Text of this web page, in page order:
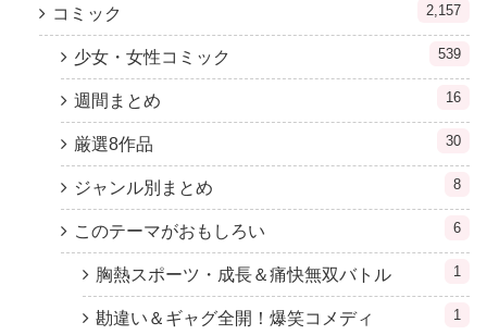
コミック 2,157
少女・女性コミック 539
週間まとめ 16
厳選8作品 30
ジャンル別まとめ 8
このテーマがおもしろい 6
胸熱スポーツ・成長＆痛快無双バトル 1
勘違い＆ギャグ全開！爆笑コメディ 1